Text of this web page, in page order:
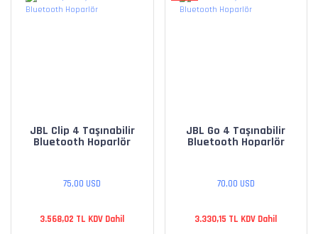
JBL Clip 4 Taşınabilir
Bluetooth Hoparlör
75,00 USD
3.568,02 TL KDV Dahil
JBL Go 4 Taşınabilir
Bluetooth Hoparlör
70,00 USD
3.330,15 TL KDV Dahil